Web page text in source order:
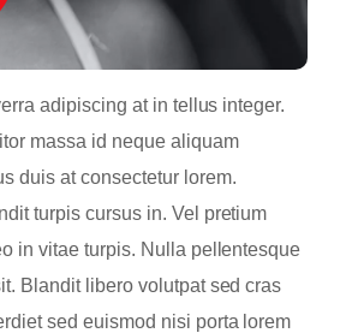
adipiscing at in tellus integer.
massa id neque aliquam
duis at consectetur lorem.
turpis cursus in. Vel pretium
in vitae turpis. Nulla pellentesque
Blandit libero volutpat sed cras
sed euismod nisi porta lorem